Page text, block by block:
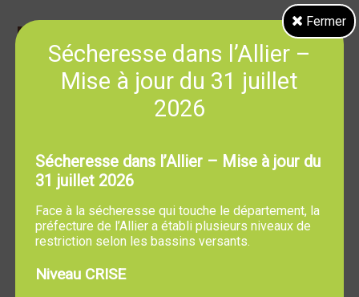
Cette vierge tient avec l'Enfant Jésus,
qu'elle porte sur le bras gauche, un
globe de forme quelque peu allongée.
L'ensemble rappelle la vierge de
l'église d'Yzeure.
Fermer
Sécheresse dans l’Allier –
Mise à jour du 31 juillet
2026
Sécheresse dans l’Allier – Mise à jour du
31 juillet 2026
Face à la sécheresse qui touche le département, la
préfecture de l’Allier a établi plusieurs niveaux de
restriction selon les bassins versants.
Niveau CRISE